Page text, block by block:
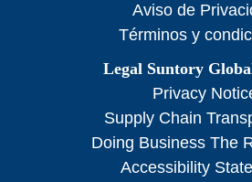
Aviso de
Términos y
Legal Suntory
Privacy
Supply Chain
Doing Business The
Accessibility